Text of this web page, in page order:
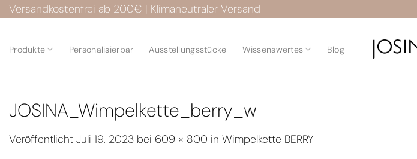
ZumVersandkostenfrei ab 200€ | Klimaneutraler Versand
Produkte Personalisierbar Ausstellungsstücke Wissenswertes Blog
JOSINA_Wimpelkette_berry_w
Veröffentlicht Juli 19, 2023 bei 609 × 800 in Wimpelkette BERRY